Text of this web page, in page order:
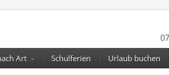
Art Schulferien Urlaub buchen